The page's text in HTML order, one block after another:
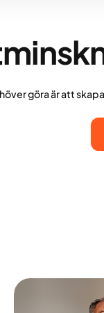
göra är att